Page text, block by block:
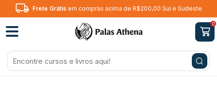
Frete Grátisem compras acima de R$200,00 Sul e Sudeste
0